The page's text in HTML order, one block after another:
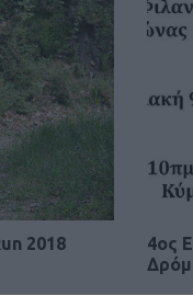
2018
4ος